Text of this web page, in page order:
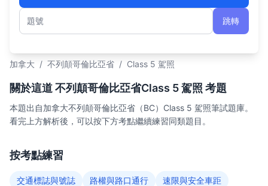
題號
跳轉
加拿大 / 不列顛哥倫比亞省 / Class 5 駕照
關於這道 不列顛哥倫比亞省Class 5 駕照 考題
本題出自加拿大不列顛哥倫比亞省（BC）Class 5 駕照筆試題庫。
看完上方解析後，可以按下方考點繼續練習同類題目。
按考點練習
交通標誌與號誌 路權與路口通行
速限與安全車距